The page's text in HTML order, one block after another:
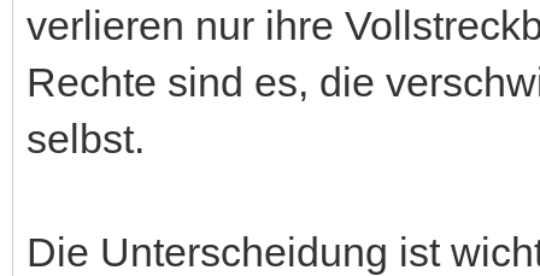
verlieren nur ihre
Rechte sind es, die
selbst.
Die Unterscheidung ist